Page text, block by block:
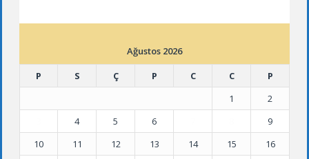
Ağustos 2026
P
S Ç P C C
P
1
2
4 5 6
9
10
11 12 13 14 15
16